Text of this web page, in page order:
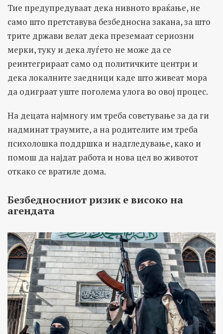
Тие предупредуваат дека нивното враќање, не
само што претставува безбедносна закана, за што
трите држави велат дека преземаат сериозни
мерки, туку и дека луѓето не може да се
реинтегрираат само од политичките центри и
дека локалните заедници каде што живеат мора
да одиграат уште поголема улога во овој процес.
На децата најмногу им треба советување за да ги
надминат траумите, а на родителите им треба
психолошка поддршка и надгледување, како и
помош да најдат работа и нова цел во животот
откако се вратиле дома.
Безбедносниот ризик е високо на
агендата